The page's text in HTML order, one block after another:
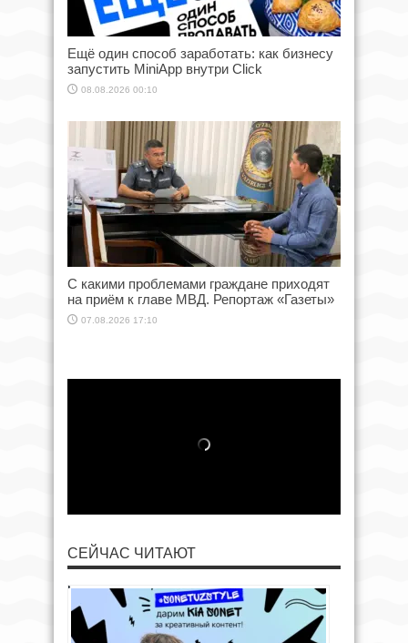
Ещё один способ заработать: как бизнесу
запустить MiniApp внутри Click
08.08.2026 00:10
С какими проблемами граждане приходят
на приём к главе МВД. Репортаж «Газеты»
07.08.2026 17:10
СЕЙЧАС ЧИТАЮТ